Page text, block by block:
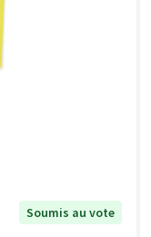
Soumis au vote